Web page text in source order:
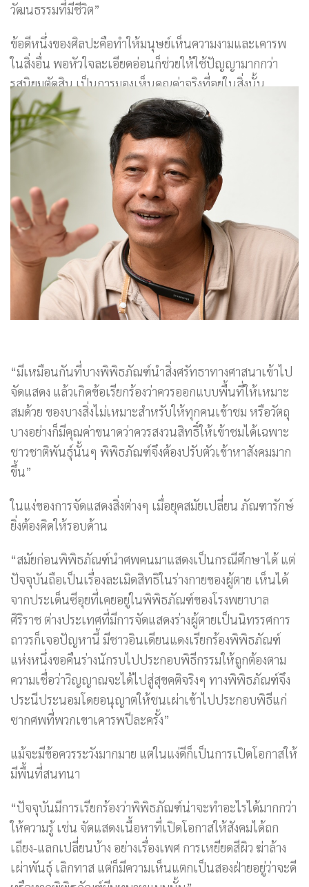
วัฒนธรรมที่มีชีวิต”
ข้อดีหนึ่งของศิลปะคือทำให้มนุษย์เห็นความงามและเคารพ
ในสิ่งอื่น พอหัวใจละเอียดอ่อนก็ช่วยให้ใช้ปัญญามากกว่า
รสนิยมตัดสิน เป็นการมองเห็นคุณค่าจริงที่อยู่ในสิ่งนั้น
“มีเหมือนกันที่บางพิพิธภัณฑ์นำสิ่งศรัทธาทางศาสนาเข้าไป
จัดแสดง แล้วเกิดข้อเรียกร้องว่าควรออกแบบพื้นที่ให้เหมาะ
สมด้วย ของบางสิ่งไม่เหมาะสำหรับให้ทุกคนเข้าชม หรือวัตถุ
บางอย่างก็มีคุณค่าขนาดว่าควรสงวนสิทธิ์ให้เข้าชมได้เฉพาะ
ชาวชาติพันธุ์นั้นๆ พิพิธภัณฑ์จึงต้องปรับตัวเข้าหาสังคมมาก
ขึ้น”
ในแง่ของการจัดแสดงสิ่งต่างๆ เมื่อยุคสมัยเปลี่ยน ภัณฑารักษ์
ยิ่งต้องคิดให้รอบด้าน
“สมัยก่อนพิพิธภัณฑ์นำศพคนมาแสดงเป็นกรณีศึกษาได้ แต่
ปัจจุบันถือเป็นเรื่องละเมิดสิทธิในร่างกายของผู้ตาย เห็นได้
จากประเด็นซีอุยที่เคยอยู่ในพิพิธภัณฑ์ของโรงพยาบาล
ศิริราช ต่างประเทศที่มีการจัดแสดงร่างผู้ตายเป็นนิทรรศการ
ถาวรก็เจอปัญหานี้ มีชาวอินเดียนแดงเรียกร้องพิพิธภัณฑ์
แห่งหนึ่งขอคืนร่างนักรบไปประกอบพิธีกรรมให้ถูกต้องตาม
ความเชื่อว่าวิญญาณจะได้ไปสู่สุขคติจริงๆ ทางพิพิธภัณฑ์จึง
ประนีประนอมโดยอนุญาตให้ชนเผ่าเข้าไปประกอบพิธีแก่
ซากศพที่พวกเขาเคารพปีละครั้ง”
แม้จะมีข้อควรระวังมากมาย แต่ในแง่ดีก็เป็นการเปิดโอกาสให้
มีพื้นที่สนทนา
“ปัจจุบันมีการเรียกร้องว่าพิพิธภัณฑ์น่าจะทำอะไรได้มากกว่า
ให้ความรู้ เช่น จัดแสดงเนื้อหาที่เปิดโอกาสให้สังคมได้ถก
เถียง-แลกเปลี่ยนบ้าง อย่างเรื่องเพศ การเหยียดสีผิว ฆ่าล้าง
เผ่าพันธุ์ เลิกทาส แต่ก็มีความเห็นแตกเป็นสองฝ่ายอยู่ว่าจะดี